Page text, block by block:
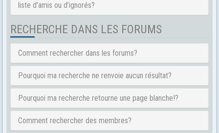
liste d’amis ou d’ignorés?
RECHERCHE DANS LES FORUMS
Comment rechercher dans les forums?
Pourquoi ma recherche ne renvoie aucun résultat?
Pourquoi ma recherche retourne une page blanche!?
Comment rechercher des membres?